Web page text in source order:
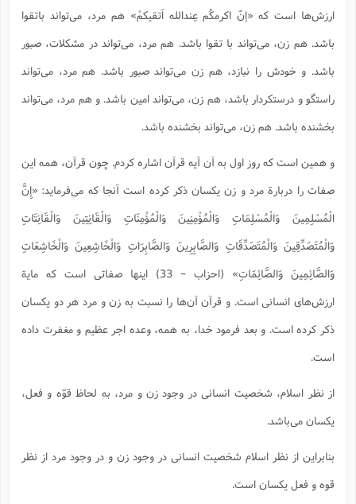
ارزش‌ها است که «إنّ اکرمکُم عِندالله اَتقیکمْ» هم مرد، می‌تواند باتقوا
باشد. هم زن، می‌تواند با تقوا باشد. هم مرد، می‌تواند در مشکلات، صبور
باشد. و خودش را نبازد، هم زن می‌تواند صبور باشد. هم مرد، می‌تواند
راستگو و درستکردار باشد، هم زن، می‌تواند امین باشد. و هم مرد، می‌تواند
بخشنده باشد. هم زن، می‌تواند بخشنده باشد.
و همین است که روز اول به آن آیه قرآن اشاره کردم. چون قرآن، همه این
صفات را دربارة مرد و زن یکسان ذکر کرده است آنجا که می‌فرماید: «إِنَّ
الْمُسْلِمِینَ وَالْمُسْلِمَاتِ وَالْمُؤْمِنِینَ وَالْمُؤْمِنَاتِ وَالْقَانِتِینَ وَالْقَانِتَاتِ
وَالْمُتَصَدِّقِینَ وَالْمُتَصَدِّقَاتِ وَالصَّابِرِینَ وَالصَّابِرَاتِ وَالْخَاشِعِینَ وَالْخَاشِعَاتِ
وَالصَّائِمِینَ وَالصَّائِمَاتِ» (احزاب – 33) اینها صفاتی است که مایة
ارزش‌های انسانی است. و قرآن آن‌ها را نسبت به زن و مرد هر دو یکسان
ذکر کرده است. و بعد فرمود خدا، به همه، وعده اجر عظیم و مغفرت داده
است.
از نظر اسلام، شخصیت انسانی در وجود زن و مرد، به لحاظ قوّه و فعل،
یکسان می‌باشد.
بنابراین از نظر اسلام شخصیت انسانی در وجود زن و در وجود مرد از نظر
قوه و فعل یکسان است.